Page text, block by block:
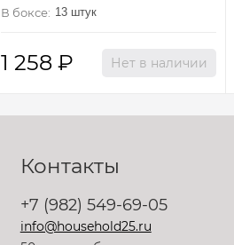
В боксе: 13 штук
1 258 ₽ Нет в наличии
Контакты
+7 (982) 549-69-05
info@household25.ru